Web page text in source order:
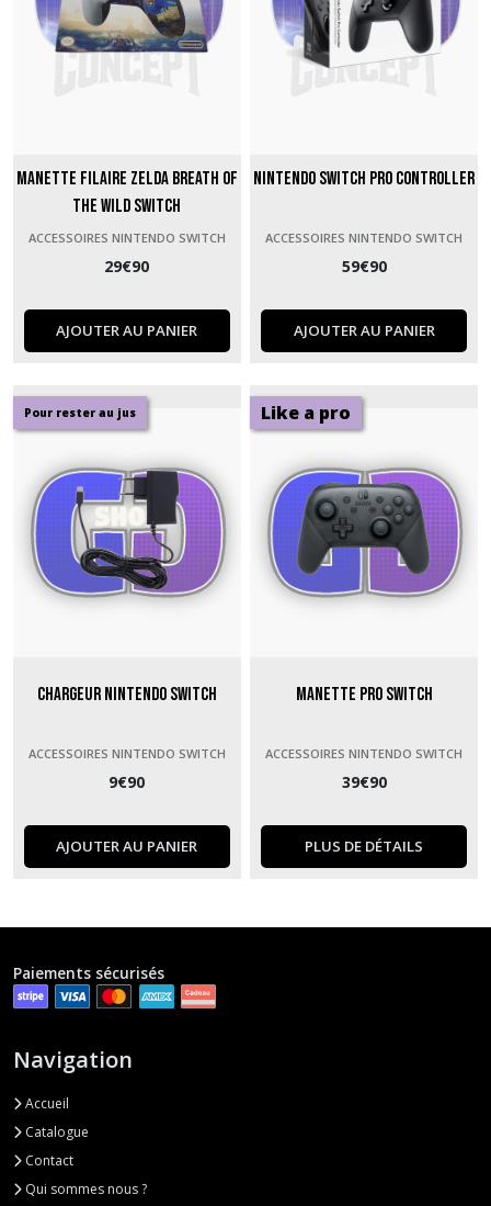
Manette filaire Zelda Breath of
the Wild Switch
ACCESSOIRES NINTENDO SWITCH
29€90
AJOUTER AU PANIER
Nintendo Switch Pro Controller
ACCESSOIRES NINTENDO SWITCH
59€90
AJOUTER AU PANIER
Pour rester au jus
Chargeur Nintendo Switch
ACCESSOIRES NINTENDO SWITCH
9€90
AJOUTER AU PANIER
Like a pro
Manette Pro Switch
ACCESSOIRES NINTENDO SWITCH
39€90
PLUS DE DÉTAILS
Paiements sécurisés
Navigation
Accueil
Catalogue
Contact
Qui sommes nous ?